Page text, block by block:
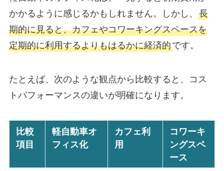
かかるように感じるかもしれません。しかし、 長
期的に見ると、カフェやコワーキングスペースを
定期的に利用するよりもはるかに経済的です。
たとえば、次のような観点から比較すると、コス
トパフォーマンスの違いが明確になります。
比較
項目
軽自動車オ
フィス化
カフェ利
用
コワーキ
ングスペ
ース